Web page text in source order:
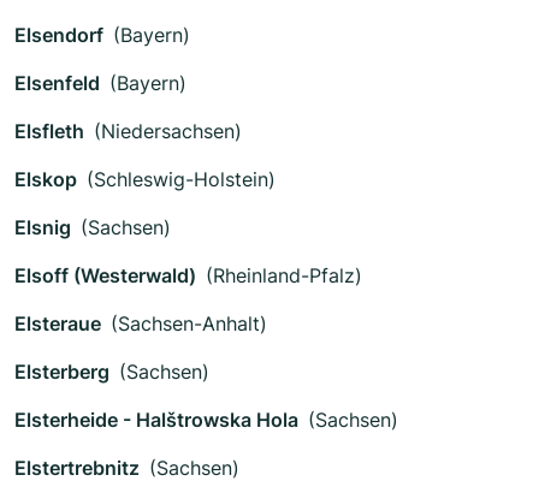
Elsendorf (Bayern)
Elsenfeld (Bayern)
Elsfleth (Niedersachsen)
Elskop (Schleswig-Holstein)
Elsnig (Sachsen)
Elsoff (Westerwald) (Rheinland-Pfalz)
Elsteraue (Sachsen-Anhalt)
Elsterberg (Sachsen)
Elsterheide - Halštrowska Hola (Sachsen)
Elstertrebnitz (Sachsen)